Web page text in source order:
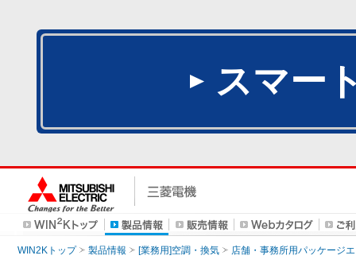
スマー
WIN2Kトップ 製品情報 [業務用]空調・換気 店舗・事務所用パッケージ